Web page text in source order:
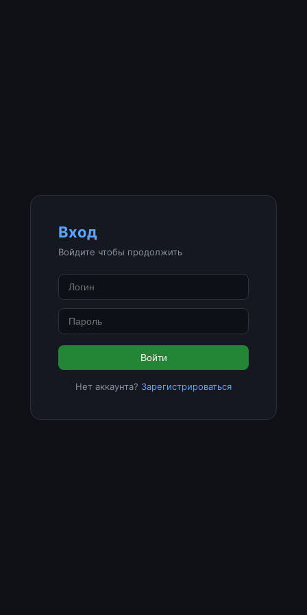
Вход
Войдите чтобы продолжить
Войти
Нет аккаунта? Зарегистрироваться